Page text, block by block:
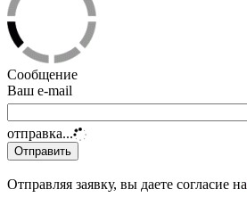
Сообщение
Ваш e-mail
отправка...
Отправляя заявку, вы даете согласие на